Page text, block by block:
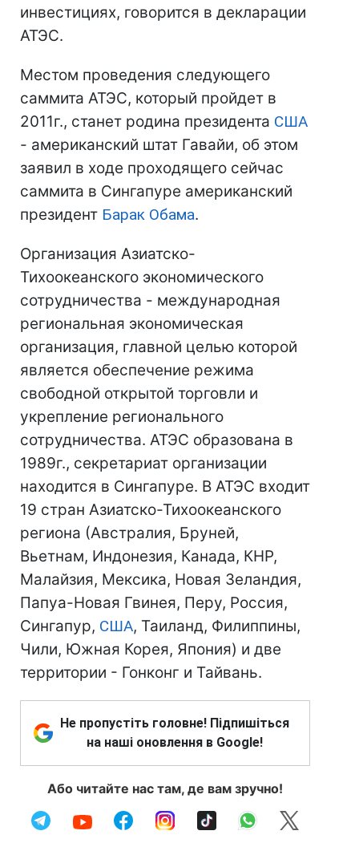
инвестициях, говорится в декларации
АТЭС.
Местом проведения следующего
саммита АТЭС, который пройдет в
2011г., станет родина президента США
- американский штат Гавайи, об этом
заявил в ходе проходящего сейчас
саммита в Сингапуре американский
президент Барак Обама.
Организация Азиатско-
Тихоокеанского экономического
сотрудничества - международная
региональная экономическая
организация, главной целью которой
является обеспечение режима
свободной открытой торговли и
укрепление регионального
сотрудничества. АТЭС образована в
1989г., секретариат организации
находится в Сингапуре. В АТЭС входит
19 стран Азиатско-Тихоокеанского
региона (Австралия, Бруней,
Вьетнам, Индонезия, Канада, КНР,
Малайзия, Мексика, Новая Зеландия,
Папуа-Новая Гвинея, Перу, Россия,
Сингапур, США, Таиланд, Филиппины,
Чили, Южная Корея, Япония) и две
территории - Гонконг и Тайвань.
Не пропустіть головне! Підпишіться
на наші оновлення в Google!
Або читайте нас там, де вам зручно!